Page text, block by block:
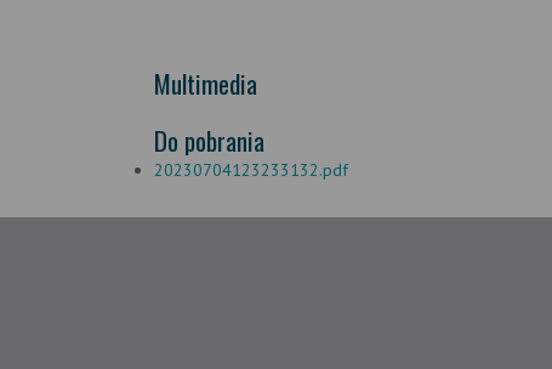
Multimedia
Do pobrania
20230704123233132.pdf